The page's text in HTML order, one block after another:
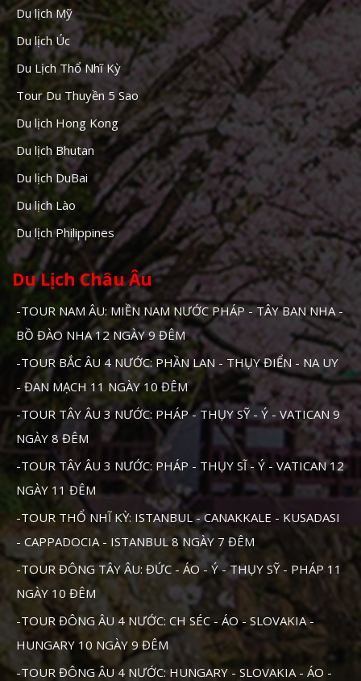
Du lịch Mỹ
Du lịch Úc
Du Lịch Thổ Nhĩ Kỳ
Tour Du Thuyền 5 Sao
Du lịch Hong Kong
Du lịch Bhutan
Du lịch DuBai
Du lịch Lào
Du lịch Philippines
Du Lịch Châu Âu
-TOUR NAM ÂU: MIỀN NAM NƯỚC PHÁP - TÂY BAN NHA -
BỒ ĐÀO NHA 12 NGÀY 9 ĐÊM
-TOUR BẮC ÂU 4 NƯỚC: PHẦN LAN - THỤY ĐIỂN - NA UY
- ĐAN MẠCH 11 NGÀY 10 ĐÊM
-TOUR TÂY ÂU 3 NƯỚC: PHÁP - THỤY SỸ - Ý - VATICAN 9
NGÀY 8 ĐÊM
-TOUR TÂY ÂU 3 NƯỚC: PHÁP - THỤY SĨ - Ý - VATICAN 12
NGÀY 11 ĐÊM
-TOUR THỔ NHĨ KỲ: ISTANBUL - CANAKKALE - KUSADASI
- CAPPADOCIA - ISTANBUL 8 NGÀY 7 ĐÊM
-TOUR ĐÔNG TÂY ÂU: ĐỨC - ÁO - Ý - THỤY SỸ - PHÁP 11
NGÀY 10 ĐÊM
-TOUR ĐÔNG ÂU 4 NƯỚC: CH SÉC - ÁO - SLOVAKIA -
HUNGARY 10 NGÀY 9 ĐÊM
-TOUR ĐÔNG ÂU 4 NƯỚC: HUNGARY - SLOVAKIA - ÁO -